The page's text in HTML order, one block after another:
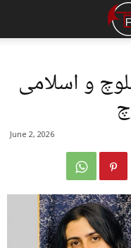
و اسلامی
June 2, 2026